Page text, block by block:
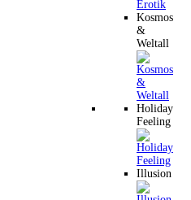
Kosmos
&
Weltall
Holiday
Feeling
Illusion